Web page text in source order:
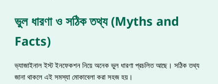
ভুল ধারণা ও সঠিক তথ্য (Myths and
Facts)
ভ্যাজাইনাল ইস্ট ইনফেকশন নিয়ে অনেক ভুল ধারণা প্রচলিত আছে। সঠিক তথ্য
জানা থাকলে এই সমস্যা মোকাবেলা করা সহজ হয়।